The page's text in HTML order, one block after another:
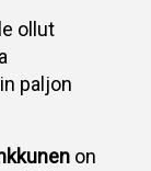
ollut
paljon
on